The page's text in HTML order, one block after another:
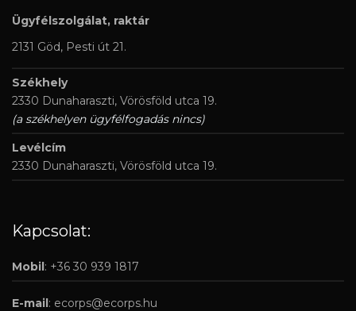
Ügyfélszolgálat, raktár
2131 Göd, Pesti út 21.
Székhely
2330 Dunaharaszti, Vörösföld utca 19.
(a székhelyen ügyfélfogadás nincs)
Levélcím
2330 Dunaharaszti, Vörösföld utca 19.
Kapcsolat:
Mobil: +36 30 939 1817
E-mail: ecorps@ecorps.hu